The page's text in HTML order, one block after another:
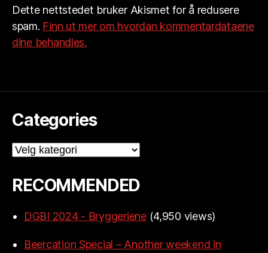
Dette nettstedet bruker Akismet for å redusere
spam. Finn ut mer om hvordan kommentardataene
dine behandles.
Categories
Categories
RECOMMENDED
DGBI 2024 - Bryggeriene (4,950 views)
Beercation Special – Another weekend in